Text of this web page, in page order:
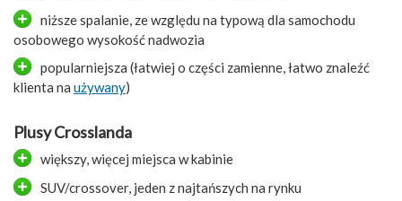
niższe spalanie, ze względu na typową dla samochodu
osobowego wysokość nadwozia
popularniejsza (łatwiej o części zamienne, łatwo znaleźć
klienta na używany)
Plusy Crosslanda
większy, więcej miejsca w kabinie
SUV/crossover, jeden z najtańszych na rynku